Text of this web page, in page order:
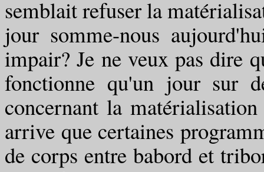
semblait refuser la
jour somme-nous
impair? Je ne veux pas dire
fonctionne qu'un jour sur
concernant la
arrive que certaines
de corps entre babord et